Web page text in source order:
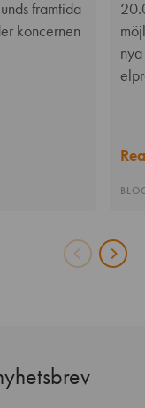
framtida
koncernen